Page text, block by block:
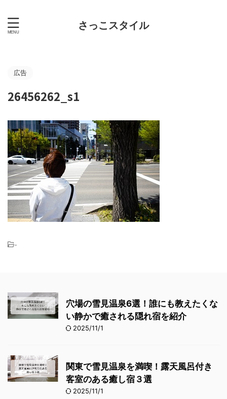
さっこスタイル
広告
26456262_s1
-
穴場の雪見温泉6選！誰にも教えたくな
い静かで癒される隠れ宿を紹介
2025/11/1
関東で雪見温泉を満喫！露天風呂付き
客室のある癒し宿３選
2025/11/1